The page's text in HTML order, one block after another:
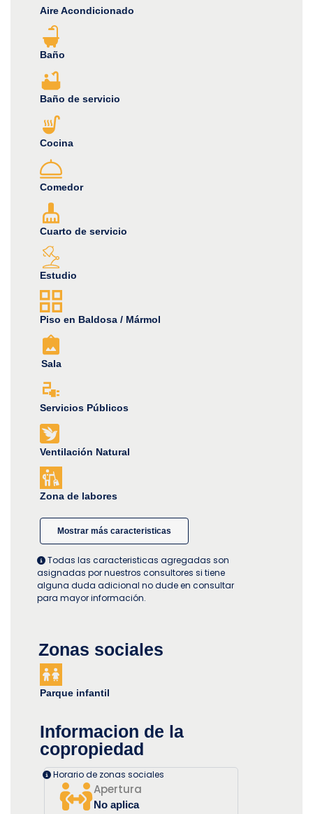
Aire Acondicionado
Baño
Baño de servicio
Cocina
Comedor
Cuarto de servicio
Estudio
Piso en Baldosa / Mármol
Sala
Servicios Públicos
Ventilación Natural
Zona de labores
Mostrar más caracteristicas
Todas las caracteristicas agregadas son
asignadas por nuestros consultores si tiene
alguna duda adicional no dude en consultar
para mayor información.
Zonas sociales
Parque infantil
Informacion de la
copropiedad
Horario de zonas sociales
Apertura
No aplica